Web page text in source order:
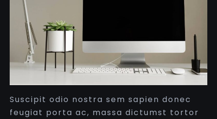
Suscipit odio nostra sem sapien donec
feugiat porta ac, massa dictumst tortor